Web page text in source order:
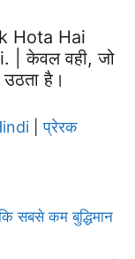
Hota Hai
| केवल वही, जो
है।
|प्रेरक
सबसे कम बुद्धिमान